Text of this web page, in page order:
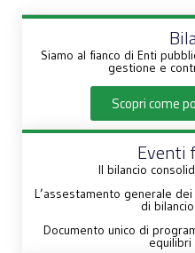
Siamo al fianco di Enti
gestione e
Scopri come
Eventi
Il bilancio
L’assestamento generale
di
Documento unico di
equilibri